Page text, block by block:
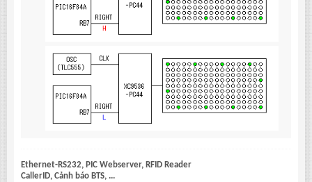
Ethernet-RS232, PIC Webserver, RFID Reader
CallerID, Cảnh báo BTS, ...